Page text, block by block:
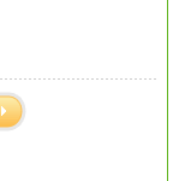
いません
・準社員）